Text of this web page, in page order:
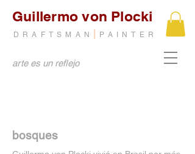
Guillermo von Plocki
DRAFTSMAN PAINTER
arte es un reflejo
bosques